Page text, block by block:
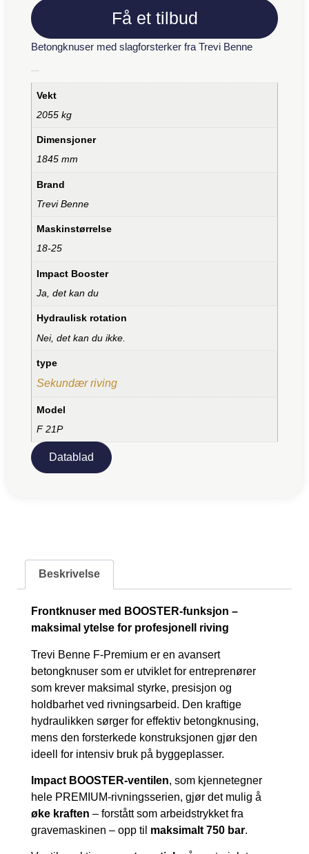
Få et tilbud
Betongknuser med slagforsterker fra Trevi Benne
Vekt
2055 kg
Dimensjoner
1845 mm
Brand
Trevi Benne
Maskinstørrelse
18-25
Impact Booster
Ja, det kan du
Hydraulisk rotation
Nei, det kan du ikke.
type
Sekundær riving
Model
F 21P
Datablad
Beskrivelse
Frontknuser med BOOSTER-funksjon –
maksimal ytelse for profesjonell riving
Trevi Benne F-Premium er en avansert
betongknuser som er utviklet for entreprenører
som krever maksimal styrke, presisjon og
holdbarhet ved rivningsarbeid. Den kraftige
hydraulikken sørger for effektiv betongknusing,
mens den forsterkede konstruksjonen gjør den
ideell for intensiv bruk på byggeplasser.
Impact BOOSTER-ventilen, som kjennetegner
hele PREMIUM-rivningsserien, gjør det mulig å
øke kraften – forstått som arbeidstrykket fra
gravemaskinen – opp til maksimalt 750 bar.